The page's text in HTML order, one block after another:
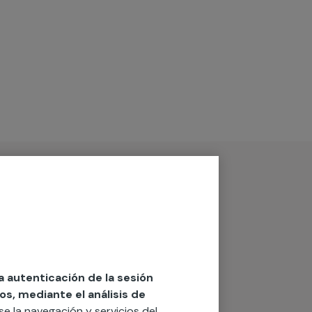
autenticación de la sesión
mediante el análisis de